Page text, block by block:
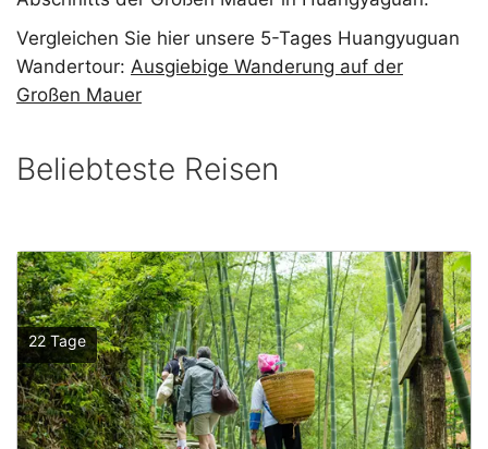
Vergleichen Sie hier unsere 5-Tages Huangyuguan
Wandertour: Ausgiebige Wanderung auf der
Großen Mauer
Beliebteste Reisen
22 Tage